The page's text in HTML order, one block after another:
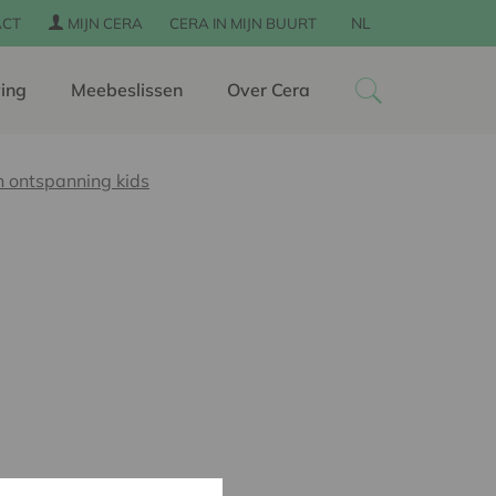
MIJN CERA CERA IN MIJN BUURT NL
Meebeslissen Over Cera
ontspanning kids